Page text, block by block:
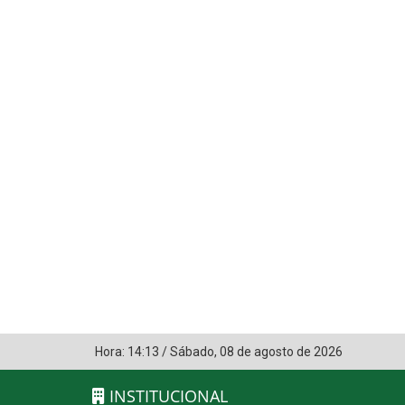
Hora: 14:13 /Sábado, 08 de agosto de 2026
INSTITUCIONAL